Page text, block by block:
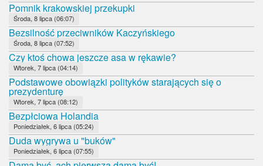
Pomnik krakowskiej przekupki
Środa, 8 lipca (06:07)
Bezsilność przeciwników Kaczyńskiego
Środa, 8 lipca (07:52)
Czy ktoś chowa jeszcze asa w rękawie?
Wtorek, 7 lipca (04:14)
Podstawowe obowiązki polityków starających się o
prezydenturę
Wtorek, 7 lipca (08:12)
Bezpłciowa Holandia
Poniedziałek, 6 lipca (05:24)
Duda wygrywa u "buków"
Poniedziałek, 6 lipca (07:55)